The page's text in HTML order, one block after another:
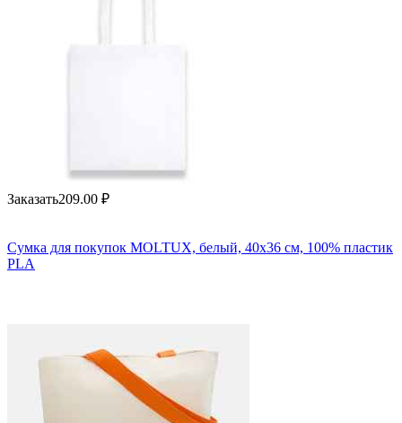
Заказать209.00 ₽
Сумка для покупок MOLTUX, белый, 40x36 см, 100% пластик
PLA